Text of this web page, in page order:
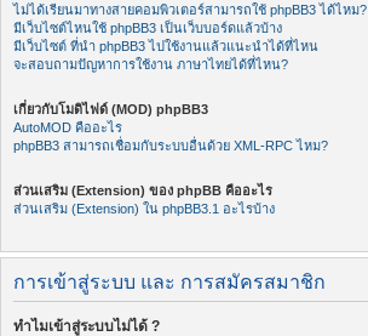
ไม่ได้เรียนมาทางสายคอมพิวเตอร์สามารถใช้ phpBB3 ได้ไหม?
มีเว็บไซต์ไหนใช้ phpBB3 เป็นเว็บบอร์ดแล้วบ้าง
มีเว็บไซต์ ที่นำ phpBB3 ไปใช้งานแล้วแนะนำได้ที่ไหน
จะสอบถามปัญหาการใช้งาน ภาษาไทยได้ที่ไหน?
เกี่ยวกับโมดิไฟด์ (MOD) phpBB3
AutoMOD คืออะไร
phpBB3 สามารถเชื่อมกับระบบอื่นด้วย XML-RPC ไหม?
ส่วนเสริม (Extension) ของ phpBB คืออะไร
ส่วนเสริม (Extension) ใน phpBB3.1 อะไรบ้าง
การเข้าสู่ระบบ และ การสมัครสมาชิก
ทำไมเข้าสู่ระบบไม่ได้ ?